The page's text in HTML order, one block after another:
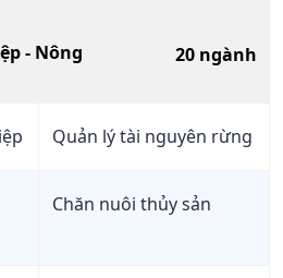
- Nông
20 ngành
Quản lý tài nguyên rừng
Chăn nuôi thủy sản